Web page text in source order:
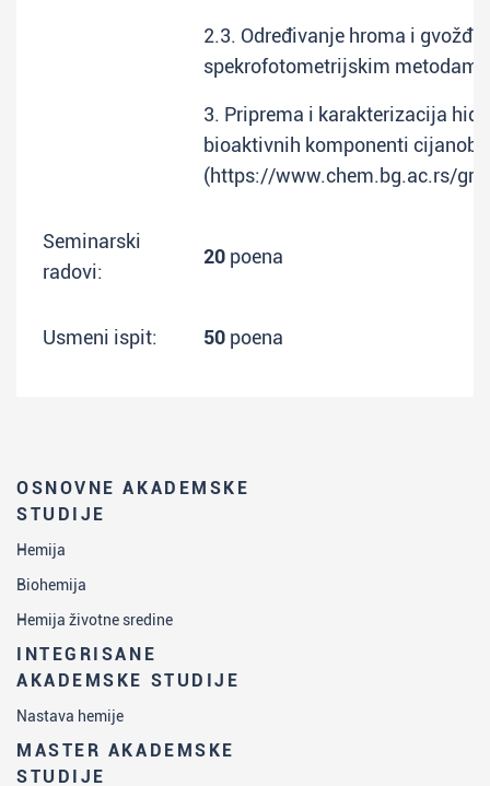
OSNOVNE AKADEMSKE
STUDIJE
Hemija
Biohemija
Hemija životne sredine
INTEGRISANE
AKADEMSKE STUDIJE
Nastava hemije
MASTER AKADEMSKE
STUDIJE
2.3. Određivanje hroma i gvožđa
spekrofotometrijskim
3. Priprema i karakterizacija
bioaktivnih komponenti
(https://www.chem.bg.ac.rs/
Seminarski
radovi:
20 poena
Usmeni ispit: 50 poena